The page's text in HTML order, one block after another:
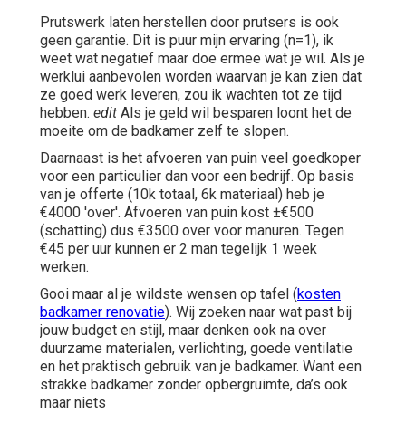
Prutswerk laten herstellen door prutsers is ook
geen garantie. Dit is puur mijn ervaring (n=1), ik
weet wat negatief maar doe ermee wat je wil. Als je
werklui aanbevolen worden waarvan je kan zien dat
ze goed werk leveren, zou ik wachten tot ze tijd
hebben. edit Als je geld wil besparen loont het de
moeite om de badkamer zelf te slopen.
Daarnaast is het afvoeren van puin veel goedkoper
voor een particulier dan voor een bedrijf. Op basis
van je offerte (10k totaal, 6k materiaal) heb je
€4000 'over'. Afvoeren van puin kost ±€500
(schatting) dus €3500 over voor manuren. Tegen
€45 per uur kunnen er 2 man tegelijk 1 week
werken.
Gooi maar al je wildste wensen op tafel (kosten
badkamer renovatie). Wij zoeken naar wat past bij
jouw budget en stijl, maar denken ook na over
duurzame materialen, verlichting, goede ventilatie
en het praktisch gebruik van je badkamer. Want een
strakke badkamer zonder opbergruimte, da’s ook
maar niets